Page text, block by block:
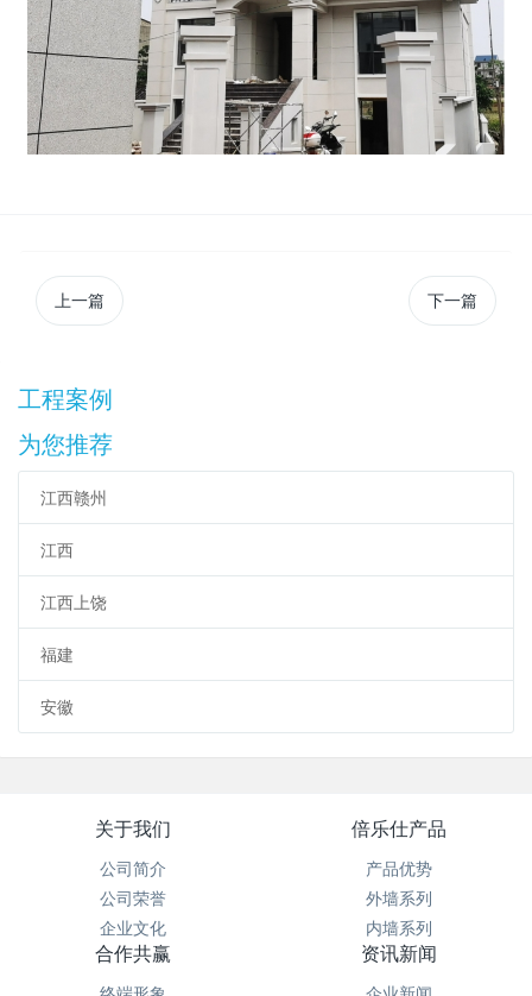
上一篇 下一篇
工程案例
为您推荐
江西赣州
江西
江西上饶
福建
安徽
关于我们
公司简介
公司荣誉
企业文化
倍乐仕产品
产品优势
外墙系列
内墙系列
合作共赢 资讯新闻